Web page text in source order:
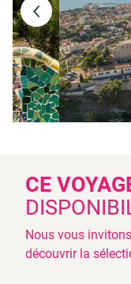
CE
Nous vous
découvrir la